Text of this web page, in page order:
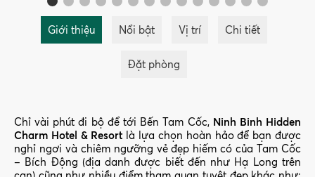
Giới thiệu Nổi bật Vị trí Chi tiết
Đặt phòng
Chỉ vài phút đi bộ để tới Bến Tam Cốc, Ninh Binh Hidden
Charm Hotel & Resort là lựa chọn hoàn hảo để bạn được
nghỉ ngơi và chiêm ngưỡng vẻ đẹp hiếm có của Tam Cốc
– Bích Động (địa danh được biết đến như Hạ Long trên